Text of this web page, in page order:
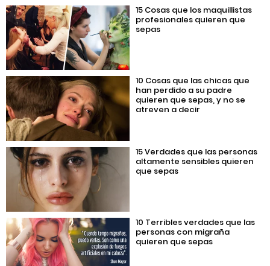
15 Cosas que los maquillistas
profesionales quieren que
sepas
10 Cosas que las chicas que
han perdido a su padre
quieren que sepas, y no se
atreven a decir
15 Verdades que las personas
altamente sensibles quieren
que sepas
10 Terribles verdades que las
personas con migraña
quieren que sepas